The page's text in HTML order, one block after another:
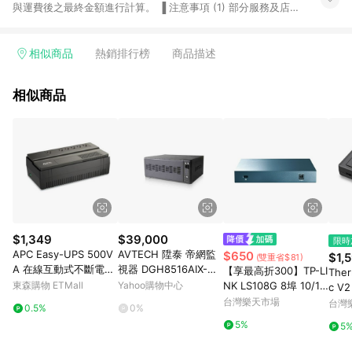
與運費後之最終金額進行計算。 ▐ 注意事項 (1) 部分服務及店家
Smart mobile、神腦生活、JS巨盛、樂天KOBO電子書，請詳閱
台灣樂天市場，並在同一瀏覽器於24小時內結帳，才享有 LINE
使用APP、或中途瀏覽比價網、回饋網、Google等其他網頁、或
由網頁版(電腦版/手機版網頁)切換為App都將會造成追蹤中斷而
無法進行 LINE POINTS 回饋。 (5) LINE 購物為購物資訊整合性
平台，商品資料更新會有時間差，如顯示之商品規格、顏色、價
位、贈品與台灣樂天市場銷售網頁不符，以銷售網頁標示為準。
(6) 導購訂單已逾 365 天，根據台灣樂天回饋規定，逾期訂單將
不符合回饋資格。 (7) 若上述或其他原因，致使消費者無接收到
點數回饋或點數回饋有爭議，台灣樂天市場保有更改條款與法律
追訴之權利，活動詳情以樂天市場網站公告為準。
相似商品 熱銷排行榜 商品描述
相似商品
$1,349
APC Easy-UPS 500V
A 在線互動式不斷電系
統 (BV500-TW)
東森購物 ETMall
0.5%
$39,000
AVTECH 陞泰 帝網監
視器 DGH8516AIX-U1
800萬 16路 網路型錄
AI智慧偵測
Yahoo購物中心
0%
$650 (雙重省$81)
【享最高折300】TP-LI
NK LS108G 8埠 10/10
0/1000Mbps 桌上型交
台灣樂天市場
5%
限
c V2
版(
-
台灣